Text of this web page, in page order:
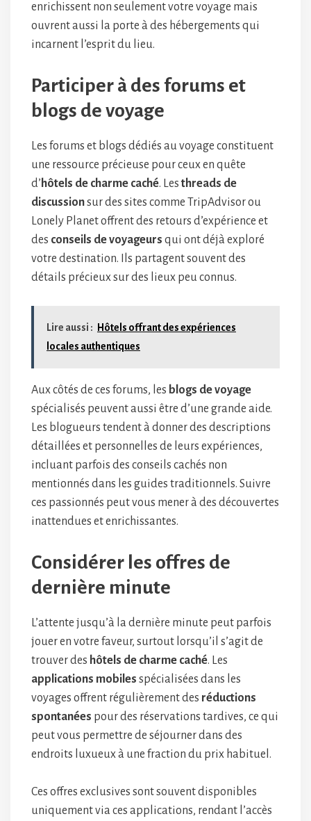
enrichissent non seulement votre voyage mais
ouvrent aussi la porte à des hébergements qui
incarnent l’esprit du lieu.
Participer à des forums et
blogs de voyage
Les forums et blogs dédiés au voyage constituent
une ressource précieuse pour ceux en quête
d’ hôtels de charme caché. Les threads de
discussionsur des sites comme TripAdvisor ou
Lonely Planet offrent des retours d’expérience et
des conseils de voyageurs qui ont déjà exploré
votre destination. Ils partagent souvent des
détails précieux sur des lieux peu connus.
Lire aussi :
Hôtels offrant des expériences
locales authentiques
Aux côtés de ces forums, les blogs de voyage
spécialisés peuvent aussi être d’une grande aide.
Les blogueurs tendent à donner des descriptions
détaillées et personnelles de leurs expériences,
incluant parfois des conseils cachés non
mentionnés dans les guides traditionnels. Suivre
ces passionnés peut vous mener à des découvertes
inattendues et enrichissantes.
Considérer les offres de
dernière minute
L’attente jusqu’à la dernière minute peut parfois
jouer en votre faveur, surtout lorsqu’il s’agit de
trouver des hôtels de charme caché. Les
applications mobiles spécialisées dans les
voyages offrent régulièrement des réductions
spontanées pour des réservations tardives, ce qui
peut vous permettre de séjourner dans des
endroits luxueux à une fraction du prix habituel.
Ces offres exclusives sont souvent disponibles
uniquement via ces applications, rendant l’accès